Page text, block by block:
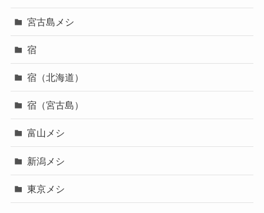
宮古島メシ
宿
宿（北海道）
宿（宮古島）
富山メシ
新潟メシ
東京メシ